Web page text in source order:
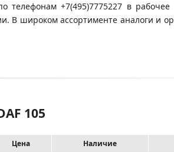
телефонам +7(495)7775227 в
В широком ассортименте аналоги и
105
Цена Наличие